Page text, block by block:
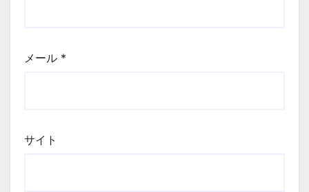
メール *
サイト